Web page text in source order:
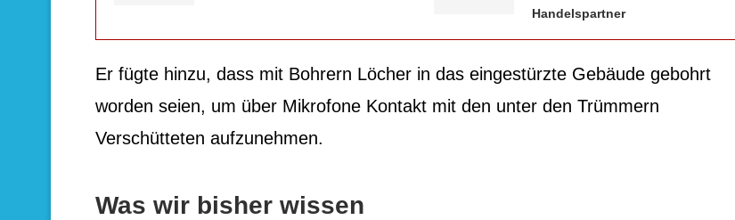
Handelspartner
Er fügte hinzu, dass mit Bohrern Löcher in das eingestürzte Gebäude gebohrt
worden seien, um über Mikrofone Kontakt mit den unter den Trümmern
Verschütteten aufzunehmen.
Was wir bisher wissen